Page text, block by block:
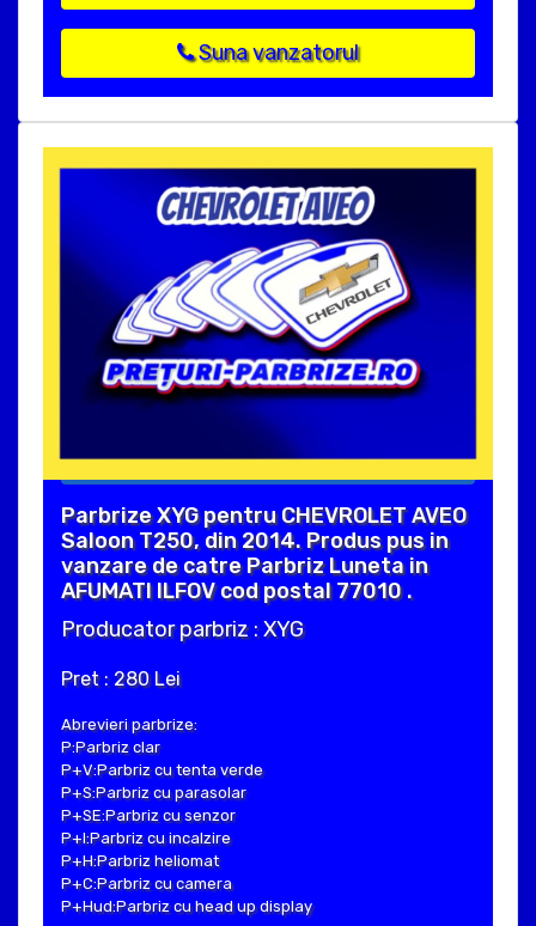
Suna vanzatorul
Parbrize XYG pentru CHEVROLET AVEO
Saloon T250, din 2014. Produs pus in
vanzare de catre Parbriz Luneta in
AFUMATI ILFOV cod postal 77010 .
Producator parbriz : XYG
Pret : 280 Lei
Abrevieri parbrize:
P:Parbriz clar
P+V:Parbriz cu tenta verde
P+S:Parbriz cu parasolar
P+SE:Parbriz cu senzor
P+I:Parbriz cu incalzire
P+H:Parbriz heliomat
P+C:Parbriz cu camera
P+Hud:Parbriz cu head up display